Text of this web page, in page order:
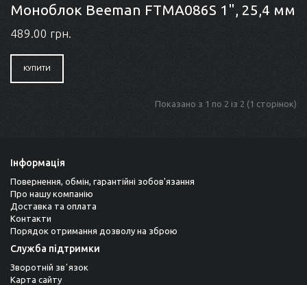
Моноблок Beeman FTMA086S 1", 25,4 мм
489.00 грн.
КУПИТИ
Показано з 1 по 2 із 2 (1 сторінок)
Інформація
Повернення, обмін, гарантійні зобов'язання
Про нашу компанію
Доставка та оплата
Контакти
Порядок отримання дозволу на зброю
Служба підтримки
Зворотній звʼязок
Карта сайту